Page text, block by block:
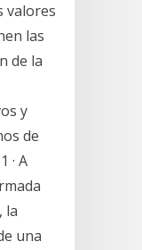
valores
las
de la
y
de
· A
la
una